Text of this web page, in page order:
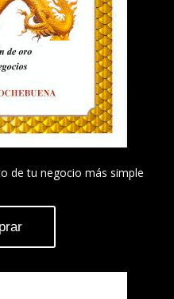
de tu negocio más simple